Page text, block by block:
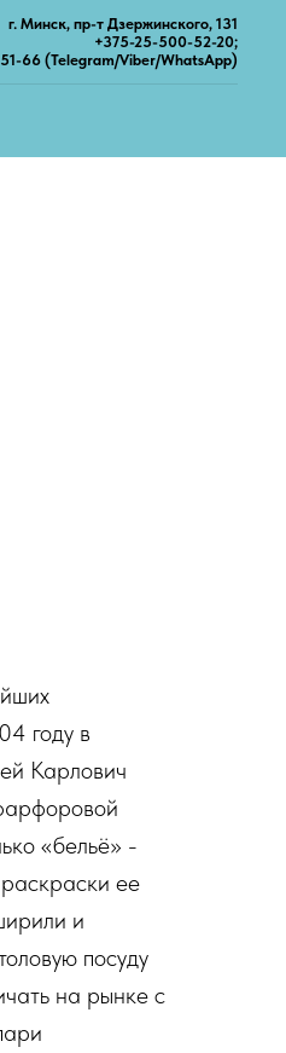
г. Минск, пр-т Дзержинского, 131
+375-25-500-52-20;
66 (Telegram/Viber/WhatsApp)
году в
Карлович
«бельё» -
ее
и
посуду
на рынке с